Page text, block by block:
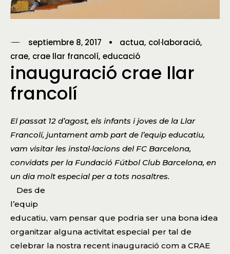
septiembre 8, 2017 actua col·laboració
crae crae llar francolí educació
inauguració crae llar
francolí
El passat 12 d’agost, els infants i joves de la Llar
Francolí, juntament amb part de l’equip educatiu,
vam visitar les instal·lacions del FC Barcelona,
convidats per la Fundació Fútbol Club Barcelona, en
un dia molt especial per a tots nosaltres.
Des de
l’equip
educatiu, vam pensar que podria ser una bona idea
organitzar alguna activitat especial per tal de
celebrar la nostra recent inauguració com a CRAE